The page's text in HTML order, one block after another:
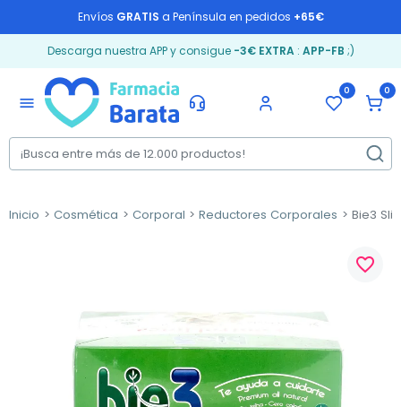
Envíos GRATIS a Península en pedidos +65€
Descarga nuestra APP y consigue -3€ EXTRA: APP-FB ;)
menu
0 0
Inicio Cosmética Corporal Reductores Corporales Bie3
favorite_border